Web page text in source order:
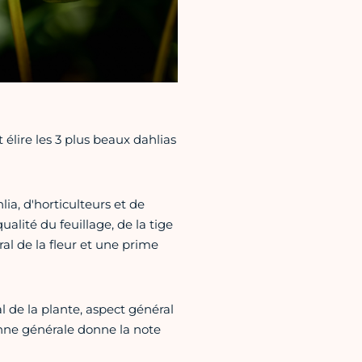
les 3 plus beaux dahlias
d'horticulteurs et de
du feuillage, de la tige
de la fleur et une prime
de la plante, aspect général
générale donne la note